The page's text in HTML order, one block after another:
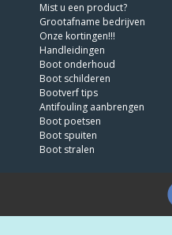
Mist u een product?
Grootafname bedrijven
Onze kortingen!!!
Handleidingen
Boot onderhoud
Boot schilderen
Bootverf tips
Antifouling aanbrengen
Boot poetsen
Boot spuiten
Boot stralen